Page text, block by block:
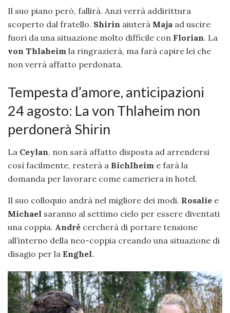
Il suo piano però, fallirà. Anzi verrà addirittura
scoperto dal fratello. Shirin aiuterà Maja ad uscire
fuori da una situazione molto difficile con Florian. La
von Thlaheim la ringrazierà, ma farà capire lei che
non verrà affatto perdonata.
Tempesta d’amore, anticipazioni
24 agosto: La von Thlaheim non
perdonerà Shirin
La Ceylan, non sarà affatto disposta ad arrendersi
così facilmente, resterà a Bichlheim e farà la
domanda per lavorare come cameriera in hotel.
Il suo colloquio andrà nel migliore dei modi. Rosalie e
Michael saranno al settimo cielo per essere diventati
una coppia. André cercherà di portare tensione
all’interno della neo-coppia creando una situazione di
disagio per la Enghel.